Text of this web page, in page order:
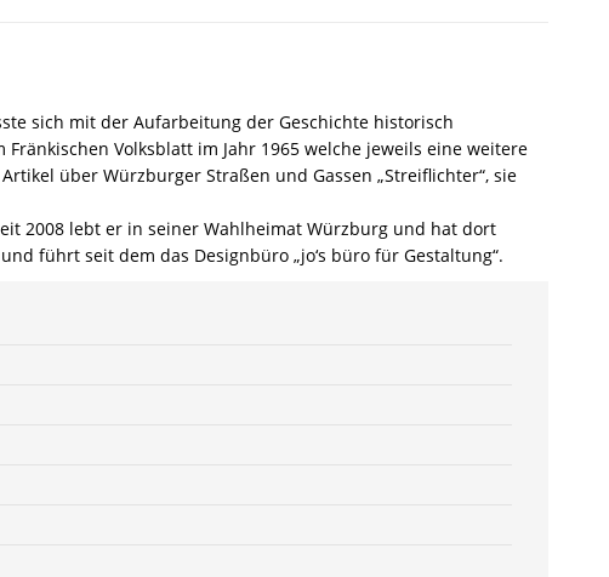
–
ISBN
9783826055386
978-
3-
sich mit der Aufarbeitung der Geschichte historisch
Volksblatt im Jahr 1965 welche jeweils eine weitere
über Würzburger Straßen und Gassen „Streiflichter“, sie
2008 lebt er in seiner Wahlheimat Würzburg und hat dort
führt seit dem das Designbüro „jo‘s büro für Gestaltung“.